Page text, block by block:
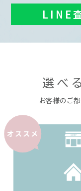
LINE
選べ
お客様のご
オススメ